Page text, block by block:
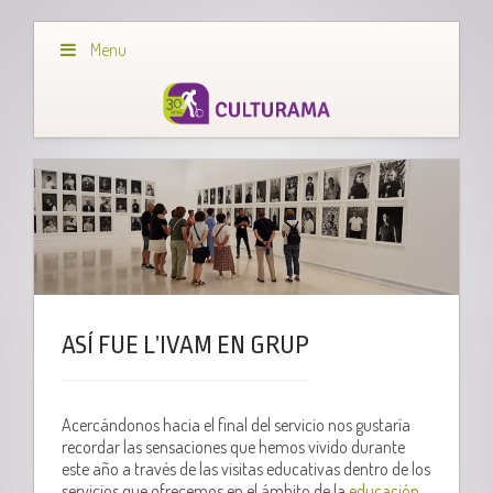
Menu
ASÍ FUE L’IVAM EN GRUP
Acercándonos hacia el final del servicio nos gustaría
recordar las sensaciones que hemos vivido durante
este año a través de las visitas educativas dentro de los